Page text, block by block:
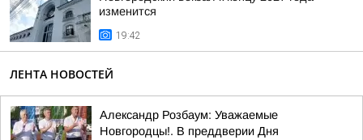
изменится
19:42
ЛЕНТА НОВОСТЕЙ
Александр Розбаум: Уважаемые
Новгородцы!. В преддверии Дня